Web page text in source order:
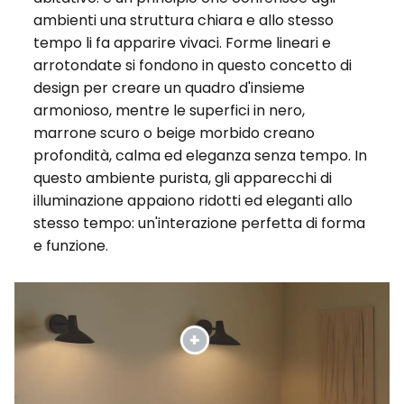
ambienti una struttura chiara e allo stesso
tempo li fa apparire vivaci. Forme lineari e
arrotondate si fondono in questo concetto di
design per creare un quadro d'insieme
armonioso, mentre le superfici in nero,
marrone scuro o beige morbido creano
profondità, calma ed eleganza senza tempo. In
questo ambiente purista, gli apparecchi di
illuminazione appaiono ridotti ed eleganti allo
stesso tempo: un'interazione perfetta di forma
e funzione.